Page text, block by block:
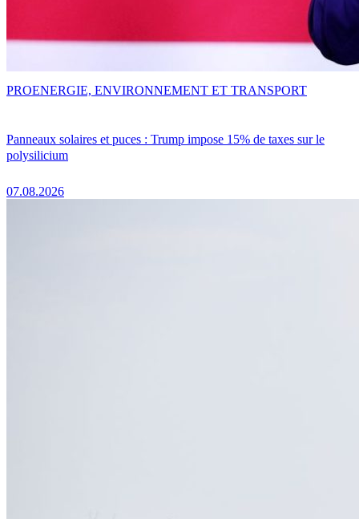
Panneaux solaires et puces : Trump impose 15% de taxes sur le
polysilicium
07.08.2026
PROENERGIE, ENVIRONNEMENT ET TRANSPORT